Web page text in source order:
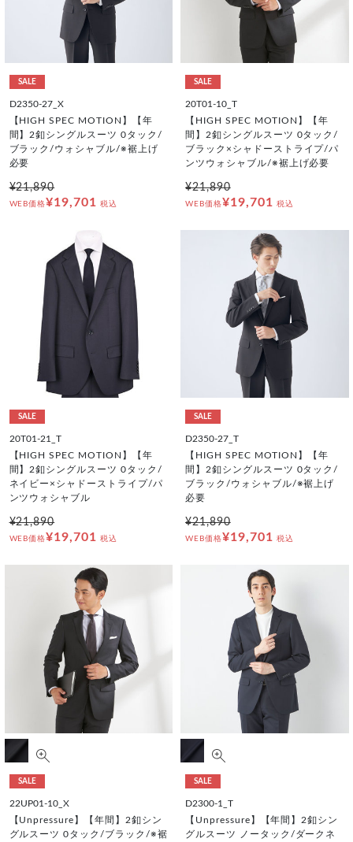
SALE
D2350-27_X
【HIGH SPEC MOTION】【年
間】2釦シングルスーツ 0タック/
ブラック/ウォシャブル/※裾上げ
必要
¥21,890
WEB価格¥19,701 税込
SALE
20T01-10_T
【HIGH SPEC MOTION】【年
間】2釦シングルスーツ 0タック/
ブラック×シャドーストライプ/パ
ンツウォシャブル/※裾上げ必要
¥21,890
WEB価格¥19,701 税込
SALE
20T01-21_T
【HIGH SPEC MOTION】【年
間】2釦シングルスーツ 0タック/
ネイビー×シャドーストライプ/パ
ンツウォシャブル
¥21,890
WEB価格¥19,701 税込
SALE
D2350-27_T
【HIGH SPEC MOTION】【年
間】2釦シングルスーツ 0タック/
ブラック/ウォシャブル/※裾上げ
必要
¥21,890
WEB価格¥19,701 税込
SALE
22UP01-10_X
【Unpressure】【年間】2釦シン
グルスーツ 0タック/ブラック/※裾
SALE
D2300-1_T
【Unpressure】【年間】2釦シン
グルスーツ ノータック/ダークネ